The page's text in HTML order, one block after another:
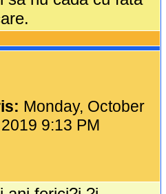
Monday, October
9:13 PM